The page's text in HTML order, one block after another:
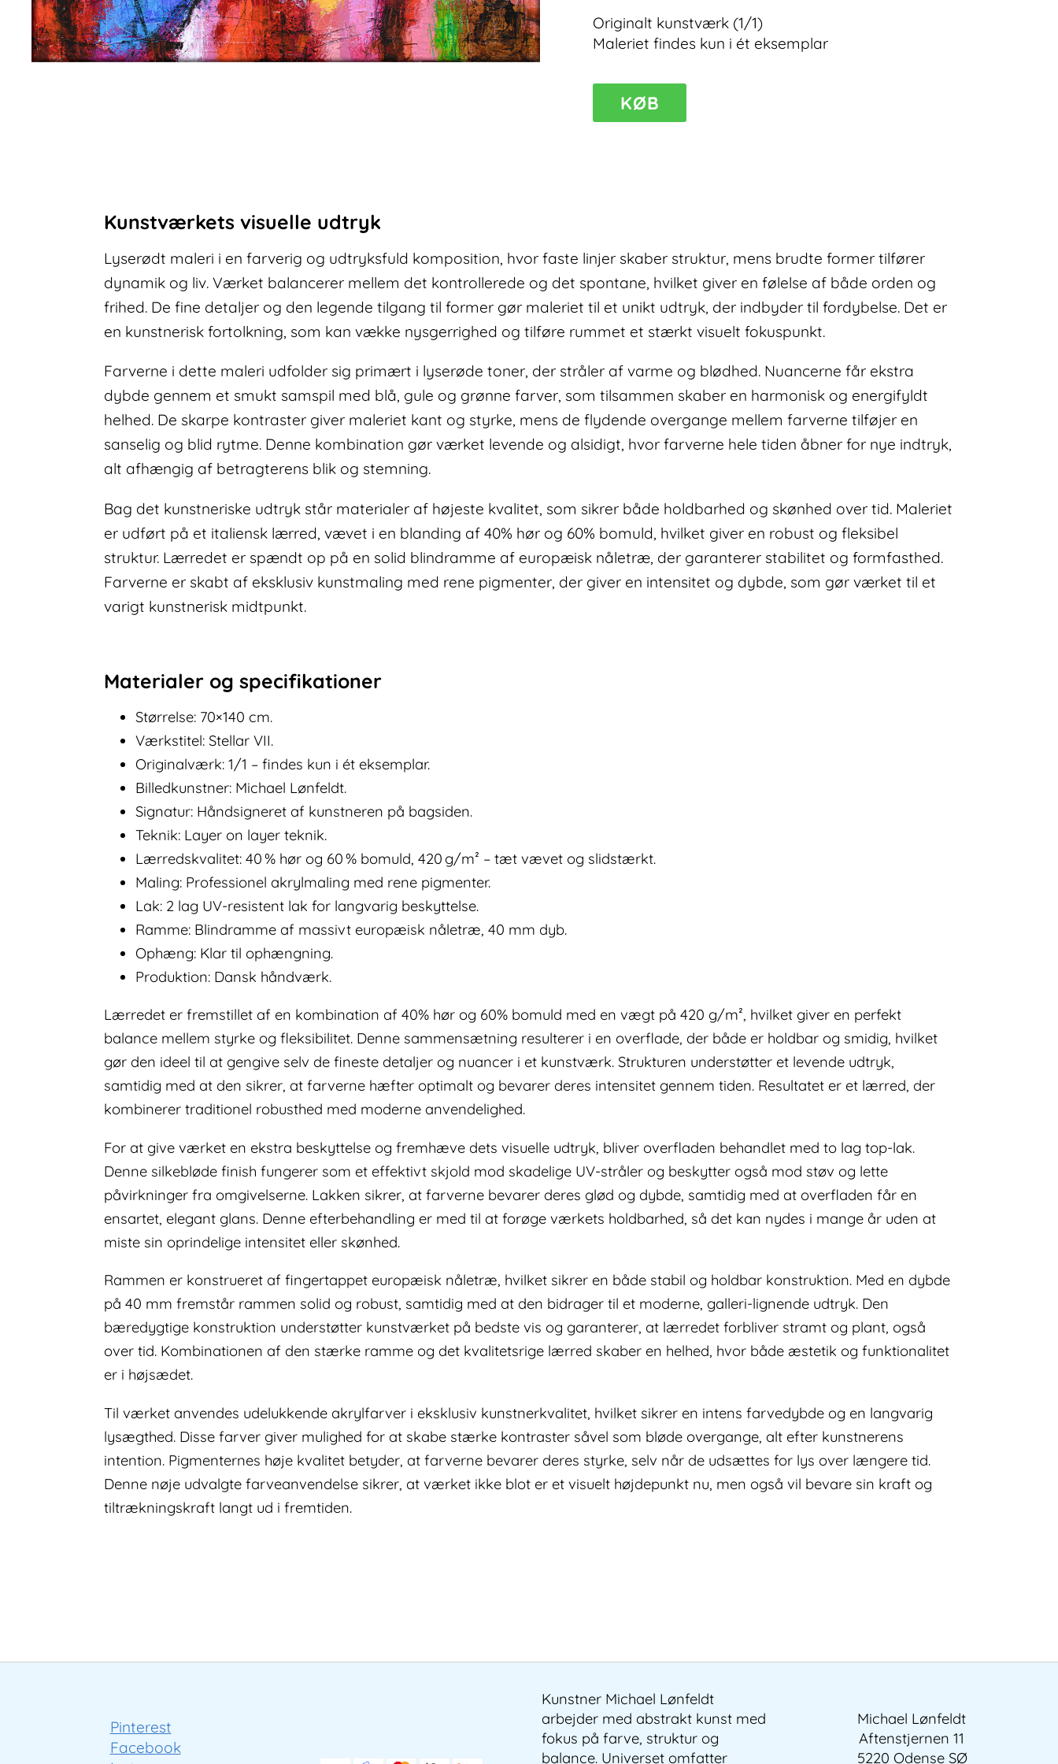
Originalt kunstværk (1/1)
Maleriet findes kun i ét eksemplar
StellarKØB
Kunstværkets visuelle udtryk
Lyserødt maleri i en farverig og udtryksfuld komposition, hvor faste linjer skaber struktur, mens brudte former tilfører
dynamik og liv. Værket balancerer mellem det kontrollerede og det spontane, hvilket giver en følelse af både orden og
frihed. De fine detaljer og den legende tilgang til former gør maleriet til et unikt udtryk, der indbyder til fordybelse. Det er
en kunstnerisk fortolkning, som kan vække nysgerrighed og tilføre rummet et stærkt visuelt fokuspunkt.
Farverne i dette maleri udfolder sig primært i lyserøde toner, der stråler af varme og blødhed. Nuancerne får ekstra
dybde gennem et smukt samspil med blå, gule og grønne farver, som tilsammen skaber en harmonisk og energifyldt
helhed. De skarpe kontraster giver maleriet kant og styrke, mens de flydende overgange mellem farverne tilføjer en
sanselig og blid rytme. Denne kombination gør værket levende og alsidigt, hvor farverne hele tiden åbner for nye indtryk,
alt afhængig af betragterens blik og stemning.
Bag det kunstneriske udtryk står materialer af højeste kvalitet, som sikrer både holdbarhed og skønhed over tid. Maleriet
er udført på et italiensk lærred, vævet i en blanding af 40% hør og 60% bomuld, hvilket giver en robust og fleksibel
struktur. Lærredet er spændt op på en solid blindramme af europæisk nåletræ, der garanterer stabilitet og formfasthed.
Farverne er skabt af eksklusiv kunstmaling med rene pigmenter, der giver en intensitet og dybde, som gør værket til et
varigt kunstnerisk midtpunkt.
Materialer og specifikationer
Størrelse: 70×140 cm.
Værkstitel: Stellar VII.
Originalværk: 1/1 – findes kun i ét eksemplar.
Billedkunstner: Michael Lønfeldt.
Signatur: Håndsigneret af kunstneren på bagsiden.
Teknik: Layer on layer teknik.
Lærredskvalitet: 40 % hør og 60 % bomuld, 420 g/m² – tæt vævet og slidstærkt.
Maling: Professionel akrylmaling med rene pigmenter.
Lak: 2 lag UV-resistent lak for langvarig beskyttelse.
Ramme: Blindramme af massivt europæisk nåletræ, 40 mm dyb.
Ophæng: Klar til ophængning.
Produktion: Dansk håndværk.
Lærredet er fremstillet af en kombination af 40% hør og 60% bomuld med en vægt på 420 g/m², hvilket giver en perfekt
balance mellem styrke og fleksibilitet. Denne sammensætning resulterer i en overflade, der både er holdbar og smidig, hvilket
gør den ideel til at gengive selv de fineste detaljer og nuancer i et kunstværk. Strukturen understøtter et levende udtryk,
samtidig med at den sikrer, at farverne hæfter optimalt og bevarer deres intensitet gennem tiden. Resultatet er et lærred, der
kombinerer traditionel robusthed med moderne anvendelighed.
For at give værket en ekstra beskyttelse og fremhæve dets visuelle udtryk, bliver overfladen behandlet med to lag top-lak.
Denne silkebløde finish fungerer som et effektivt skjold mod skadelige UV-stråler og beskytter også mod støv og lette
påvirkninger fra omgivelserne. Lakken sikrer, at farverne bevarer deres glød og dybde, samtidig med at overfladen får en
ensartet, elegant glans. Denne efterbehandling er med til at forøge værkets holdbarhed, så det kan nydes i mange år uden at
miste sin oprindelige intensitet eller skønhed.
Rammen er konstrueret af fingertappet europæisk nåletræ, hvilket sikrer en både stabil og holdbar konstruktion. Med en dybde
på 40 mm fremstår rammen solid og robust, samtidig med at den bidrager til et moderne, galleri-lignende udtryk. Den
bæredygtige konstruktion understøtter kunstværket på bedste vis og garanterer, at lærredet forbliver stramt og plant, også
over tid. Kombinationen af den stærke ramme og det kvalitetsrige lærred skaber en helhed, hvor både æstetik og funktionalitet
er i højsædet.
Til værket anvendes udelukkende akrylfarver i eksklusiv kunstnerkvalitet, hvilket sikrer en intens farvedybde og en langvarig
lysægthed. Disse farver giver mulighed for at skabe stærke kontraster såvel som bløde overgange, alt efter kunstnerens
intention. Pigmenternes høje kvalitet betyder, at farverne bevarer deres styrke, selv når de udsættes for lys over længere tid.
Denne nøje udvalgte farveanvendelse sikrer, at værket ikke blot er et visuelt højdepunkt nu, men også vil bevare sin kraft og
tiltrækningskraft langt ud i fremtiden.
Pinterest
Facebook
Kunstner Michael Lønfeldt
arbejder med abstrakt kunst med
fokus på farve, struktur og
balance. Universet omfatter
Michael Lønfeldt
Aftenstjernen 11
5220 Odense SØ